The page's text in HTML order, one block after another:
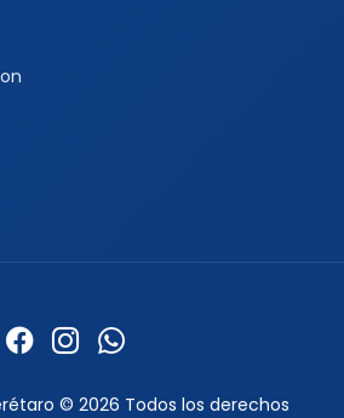
© 2026 Todos los derechos